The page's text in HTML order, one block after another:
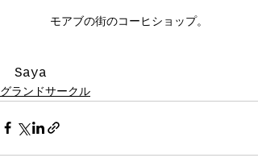
モアブの街のコーヒショップ。
Saya
グランドサークル